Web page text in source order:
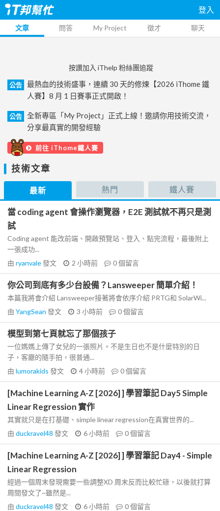
登入
文章 問答 My Project 徵才 聊天
按讚加入 iThelp 粉絲團追蹤
公告
最熱血的技術盛事，連續 30 天的修煉【2026 iThome 鐵
人賽】8 月 1 日賽事正式開啟！
公告
全新專區「My Project」正式上線！邀請你用技術交流，
分享最真實的開發經驗
前往 iThome鐵人賽
技術文章
最新 熱門 鐵人賽
當 coding agent 會操作瀏覽器，E2E 測試就不再只是測
試
Coding agent 能改前端、開啟預覽站、登入、點完流程，最後附上
一張成功...
由 ryanvale發文 2 小時前 0個留言
你公司到底有多少台設備？Lansweeper 簡單介紹！
本篇我將會介紹 Lansweeper接著將會依序介紹 PRTG和 SolarWi...
由 YangSean 發文 3 小時前 0個留言
模型到第七頁就忘了那個孩子
一位媽媽上傳了女兒的一張照片。不是生日也不是什麼特別的日
子，客廳的隨手拍，很普通...
由 lumorakids 發文 4 小時前 0個留言
[Machine Learning A-Z [2026] ] 學習筆記 Day5 Simple
Linear Regression 實作
其實就只是在打基礎、simple linear regression在真實世界的...
由 duckravel48 發文 6 小時前 0個留言
[Machine Learning A-Z [2026] ] 學習筆記 Day4 - Simple
Linear Regression
經過一個周末發現需要一些調整XD 周末反而比較忙碌，以後就打算
周間發文了~雖然是...
由 duckravel48 發文 6 小時前 0個留言